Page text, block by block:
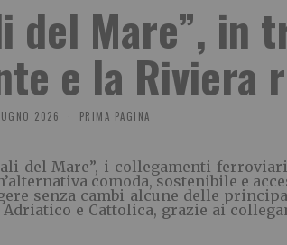
del Mare”, in
e la Riviera
2026 PRIMA PAGINA
del Mare”, i collegamenti
comoda, sostenibile e
senza cambi alcune delle
e Cattolica, grazie ai